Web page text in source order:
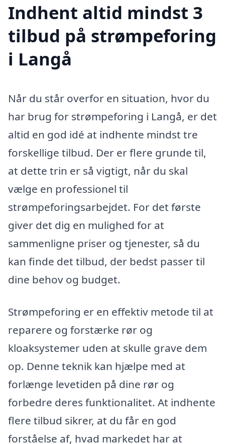
Indhent altid mindst 3
tilbud på strømpeforing
i Langå
Når du står overfor en situation, hvor du
har brug for strømpeforing i Langå, er det
altid en god idé at indhente mindst tre
forskellige tilbud. Der er flere grunde til,
at dette trin er så vigtigt, når du skal
vælge en professionel til
strømpeforingsarbejdet. For det første
giver det dig en mulighed for at
sammenligne priser og tjenester, så du
kan finde det tilbud, der bedst passer til
dine behov og budget.
Strømpeforing er en effektiv metode til at
reparere og forstærke rør og
kloaksystemer uden at skulle grave dem
op. Denne teknik kan hjælpe med at
forlænge levetiden på dine rør og
forbedre deres funktionalitet. At indhente
flere tilbud sikrer, at du får en god
forståelse af, hvad markedet har at